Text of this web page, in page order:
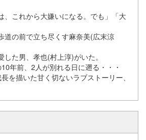
、これから大嫌いになる。でも」「大
道の前で立ち尽くす麻奈美(広末涼
た男、孝也(村上淳)がいた。
年前、2人が別れる日に遡る・・・
を描いた甘く切ないラブストーリー、